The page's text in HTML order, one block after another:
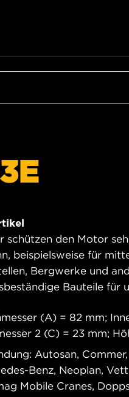
schützen den Motor
beispielsweise für
Bergwerke und
Bauteile für
(A) = 82 mm;
2 (C) = 23 mm;
Autosan,
Benz, Neoplan,
Mobile Cranes,